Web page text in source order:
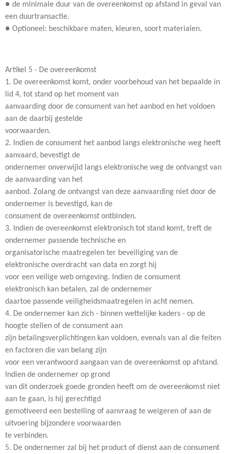
● de minimale duur van de overeenkomst op afstand in geval van
een duurtransactie.
● Optioneel: beschikbare maten, kleuren, soort materialen.
Artikel 5 - De overeenkomst
1. De overeenkomst komt, onder voorbehoud van het bepaalde in
lid 4, tot stand op het moment van
aanvaarding door de consument van het aanbod en het voldoen
aan de daarbij gestelde
voorwaarden.
2. Indien de consument het aanbod langs elektronische weg heeft
aanvaard, bevestigt de
ondernemer onverwijld langs elektronische weg de ontvangst van
de aanvaarding van het
aanbod. Zolang de ontvangst van deze aanvaarding niet door de
ondernemer is bevestigd, kan de
consument de overeenkomst ontbinden.
3. Indien de overeenkomst elektronisch tot stand komt, treft de
ondernemer passende technische en
organisatorische maatregelen ter beveiliging van de
elektronische overdracht van data en zorgt hij
voor een veilige web omgeving. Indien de consument
elektronisch kan betalen, zal de ondernemer
daartoe passende veiligheidsmaatregelen in acht nemen.
4. De ondernemer kan zich - binnen wettelijke kaders - op de
hoogte stellen of de consument aan
zijn betalingsverplichtingen kan voldoen, evenals van al die feiten
en factoren die van belang zijn
voor een verantwoord aangaan van de overeenkomst op afstand.
Indien de ondernemer op grond
van dit onderzoek goede gronden heeft om de overeenkomst niet
aan te gaan, is hij gerechtigd
gemotiveerd een bestelling of aanvraag te weigeren of aan de
uitvoering bijzondere voorwaarden
te verbinden.
5. De ondernemer zal bij het product of dienst aan de consument